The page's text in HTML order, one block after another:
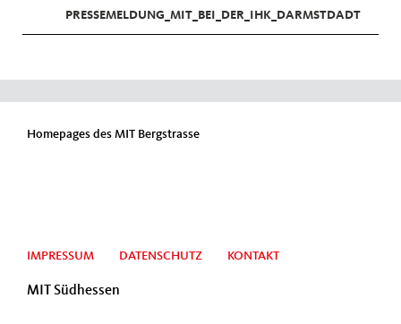
PRESSEMELDUNG_MIT_BEI_DER_IHK_DARMSTDADT
Homepages des MIT Bergstrasse
IMPRESSUM DATENSCHUTZ KONTAKT
MIT Südhessen